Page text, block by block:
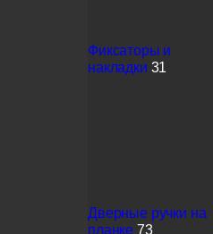
Фиксаторы и
накладки 31
Дверные ручки на
планке 73